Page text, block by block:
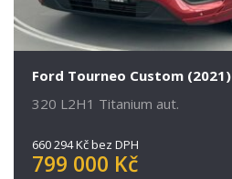
Ford Tourneo Custom (2021)
320 L2H1 Titanium aut.
660 294 Kč bez DPH
799 000 Kč